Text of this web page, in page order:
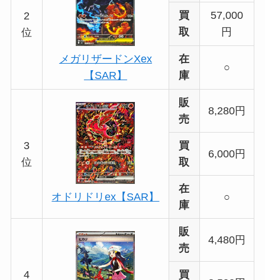
2
位
メガリザードンXex
【SAR】
買
取
57,000
円
在
庫
○
3
位
オドリドリex【SAR】
販
売
8,280円
買
取
6,000円
在
庫
○
4
販
売
4,480円
買